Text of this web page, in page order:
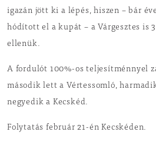
igazán jött ki a lépés, hiszen – bár
hódított el a kupát – a Várgesztes is
ellenük.
A fordulót 100%-os teljesítménnyel
második lett a Vértessomló,
negyedik a Kecskéd.
Folytatás február 21-én Kecskéden.